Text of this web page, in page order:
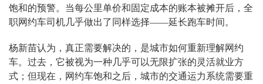
饱和的预警。当每公里单价和固定成本的账本被摊开后，全
职网约车司机几乎做出了同样选择——延长跑车时间。
杨新苗认为，真正需要解决的，是城市如何重新理解网约
车。过去，它被视为一种几乎可以无限扩张的灵活就业方
式；但现在，网约车饱和之后，城市的交通运力系统需要重